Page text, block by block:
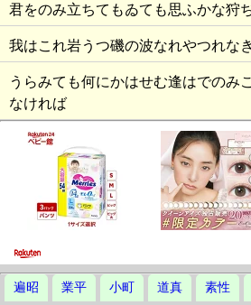
君をのみ立ちてもゐても思ふかな狩
我はこれ岩うつ磯の波なれやつれな
うらみても何にかはせむ逢はでのみ
なければ
遍昭 業平 小町 道真 素性